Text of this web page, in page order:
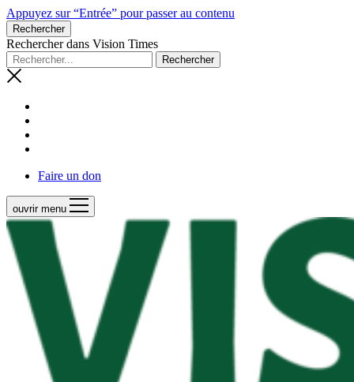
Appuyez sur “Entrée” pour passer au contenu
Rechercher
Rechercher dans Vision Times
Faire un don
ouvrir menu